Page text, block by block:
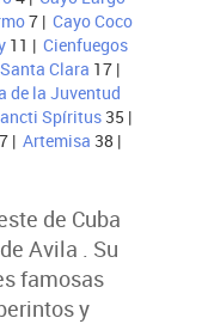
7 | Cayo Coco
11 | Cienfuegos
Santa Clara 17 |
de la Juventud
Spíritus 35 |
| Artemisa 38 |
de Cuba
Avila . Su
famosas
y